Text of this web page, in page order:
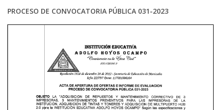
PROCESO DE CONVOCATORIA PÚBLICA 031-2023